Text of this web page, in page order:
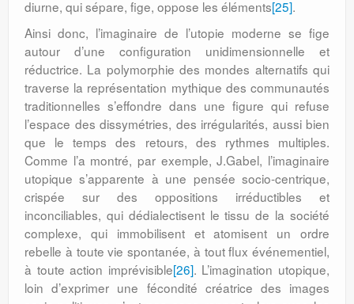
diurne, qui sépare, fige, oppose les éléments[25].
Ainsi donc, l’imaginaire de l’utopie moderne se fige
autour d’une configuration unidimensionnelle et
réductrice. La polymorphie des mondes alternatifs qui
traverse la représentation mythique des communautés
traditionnelles s’effondre dans une figure qui refuse
l’espace des dissymétries, des irrégularités, aussi bien
que le temps des retours, des rythmes multiples.
Comme l’a montré, par exemple, J.Gabel, l’imaginaire
utopique s’apparente à une pensée socio-centrique,
crispée sur des oppositions irréductibles et
inconciliables, qui dédialectisent le tissu de la société
complexe, qui immobilisent et atomisent un ordre
rebelle à toute vie spontanée, à tout flux événementiel,
à toute action imprévisible[26]. L’imagination utopique,
loin d’exprimer une fécondité créatrice des images